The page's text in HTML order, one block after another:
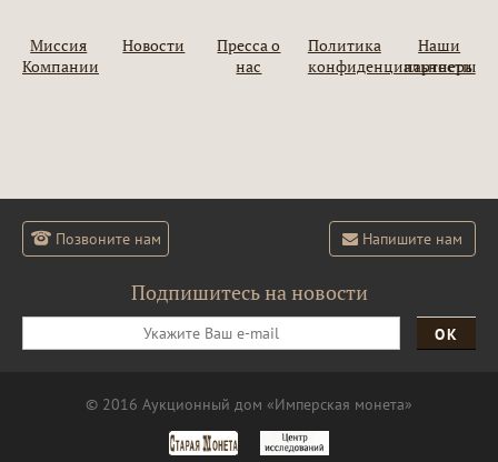
Миссия
Компании
Новости
Пресса о
нас
Политика
конфиденциальности
Наши
партнеры
Позвоните нам Напишите нам
Подпишитесь на новости
ОК
© 2016 Аукционный дом «Имперская монета»